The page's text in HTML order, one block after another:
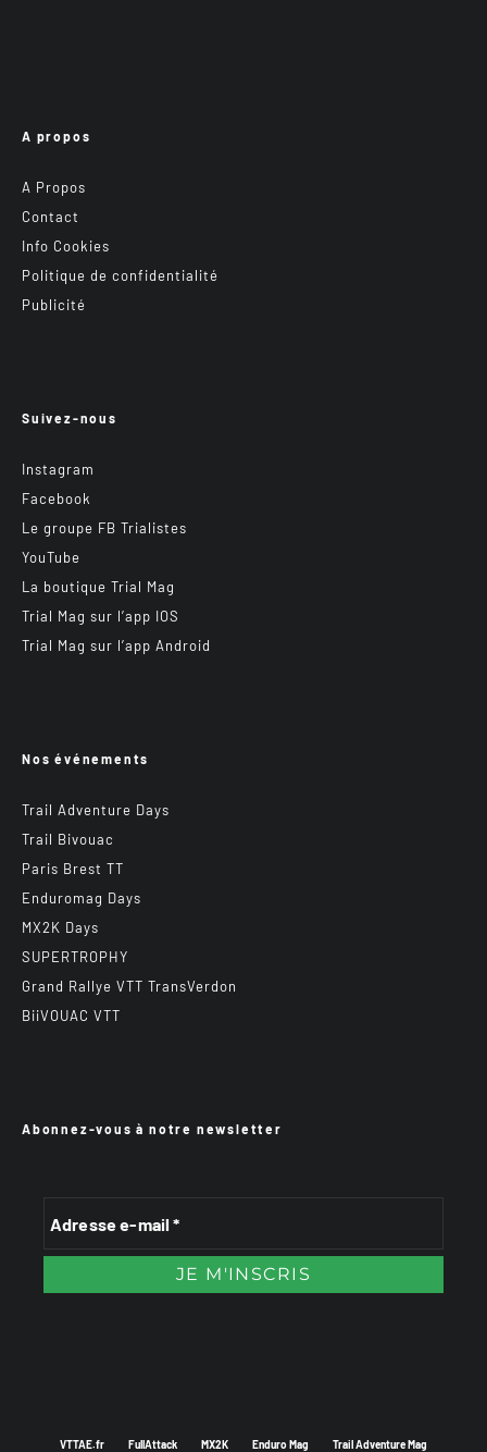
A propos
A Propos
Contact
Info Cookies
Politique de confidentialité
Publicité
Suivez-nous
Instagram
Facebook
Le groupe FB Trialistes
YouTube
La boutique Trial Mag
Trial Mag sur l’app IOS
Trial Mag sur l’app Android
Nos événements
Trail Adventure Days
Trail Bivouac
Paris Brest TT
Enduromag Days
MX2K Days
SUPERTROPHY
Grand Rallye VTT TransVerdon
BiiVOUAC VTT
Abonnez-vous à notre newsletter
VTTAE.fr FullAttack MX2K Enduro Mag Trail Adventure Mag